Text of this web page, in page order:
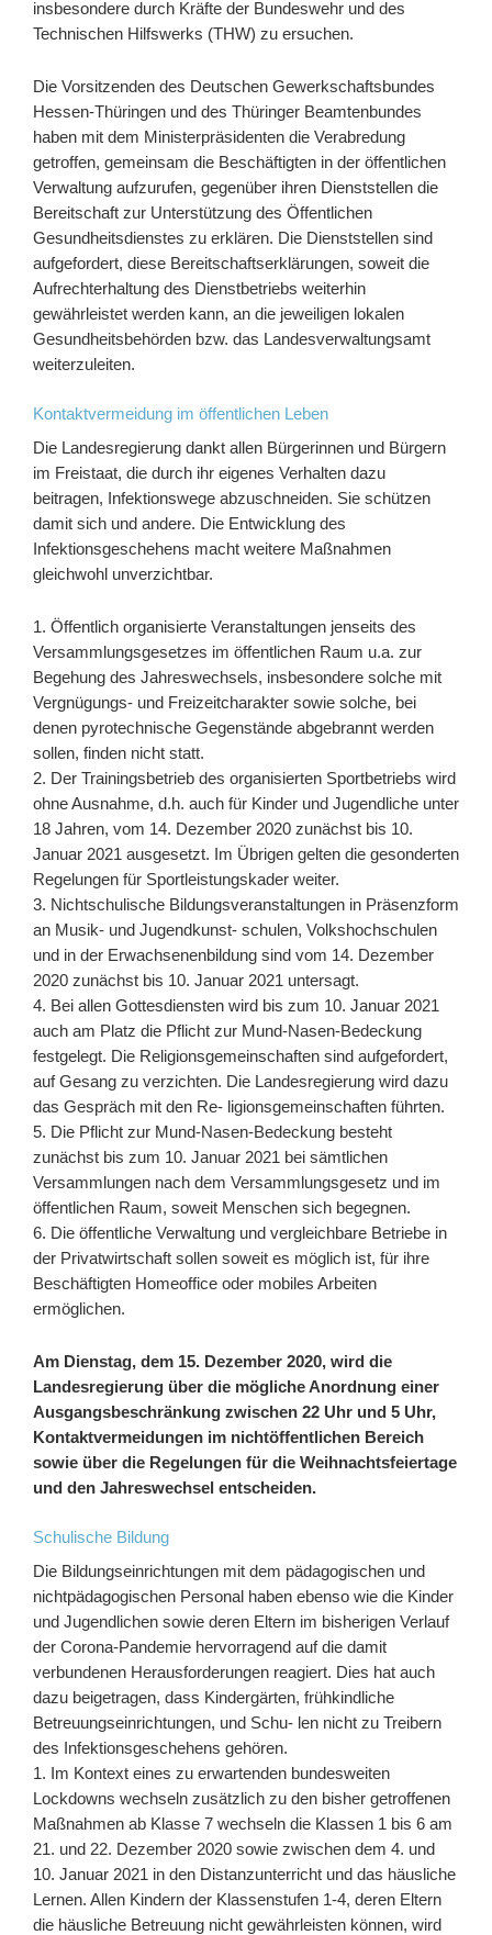
insbesondere durch Kräfte der Bundeswehr und des
Technischen Hilfswerks (THW) zu ersuchen.
Die Vorsitzenden des Deutschen Gewerkschaftsbundes
Hessen-Thüringen und des Thüringer Beamtenbundes
haben mit dem Ministerpräsidenten die Verabredung
getroffen, gemeinsam die Beschäftigten in der öffentlichen
Verwaltung aufzurufen, gegenüber ihren Dienststellen die
Bereitschaft zur Unterstützung des Öffentlichen
Gesundheitsdienstes zu erklären. Die Dienststellen sind
aufgefordert, diese Bereitschaftserklärungen, soweit die
Aufrechterhaltung des Dienstbetriebs weiterhin
gewährleistet werden kann, an die jeweiligen lokalen
Gesundheitsbehörden bzw. das Landesverwaltungsamt
weiterzuleiten.
Kontaktvermeidung im öffentlichen Leben
Die Landesregierung dankt allen Bürgerinnen und Bürgern
im Freistaat, die durch ihr eigenes Verhalten dazu
beitragen, Infektionswege abzuschneiden. Sie schützen
damit sich und andere. Die Entwicklung des
Infektionsgeschehens macht weitere Maßnahmen
gleichwohl unverzichtbar.
1. Öffentlich organisierte Veranstaltungen jenseits des
Versammlungsgesetzes im öffentlichen Raum u.a. zur
Begehung des Jahreswechsels, insbesondere solche mit
Vergnügungs- und Freizeitcharakter sowie solche, bei
denen pyrotechnische Gegenstände abgebrannt werden
sollen, finden nicht statt.
2. Der Trainingsbetrieb des organisierten Sportbetriebs wird
ohne Ausnahme, d.h. auch für Kinder und Jugendliche unter
18 Jahren, vom 14. Dezember 2020 zunächst bis 10.
Januar 2021 ausgesetzt. Im Übrigen gelten die gesonderten
Regelungen für Sportleistungskader weiter.
3. Nichtschulische Bildungsveranstaltungen in Präsenzform
an Musik- und Jugendkunst- schulen, Volkshochschulen
und in der Erwachsenenbildung sind vom 14. Dezember
2020 zunächst bis 10. Januar 2021 untersagt.
4. Bei allen Gottesdiensten wird bis zum 10. Januar 2021
auch am Platz die Pflicht zur Mund-Nasen-Bedeckung
festgelegt. Die Religionsgemeinschaften sind aufgefordert,
auf Gesang zu verzichten. Die Landesregierung wird dazu
das Gespräch mit den Re- ligionsgemeinschaften führten.
5. Die Pflicht zur Mund-Nasen-Bedeckung besteht
zunächst bis zum 10. Januar 2021 bei sämtlichen
Versammlungen nach dem Versammlungsgesetz und im
öffentlichen Raum, soweit Menschen sich begegnen.
6. Die öffentliche Verwaltung und vergleichbare Betriebe in
der Privatwirtschaft sollen soweit es möglich ist, für ihre
Beschäftigten Homeoffice oder mobiles Arbeiten
ermöglichen.
Am Dienstag, dem 15. Dezember 2020, wird die
Landesregierung über die mögliche Anordnung einer
Ausgangsbeschränkung zwischen 22 Uhr und 5 Uhr,
Kontaktvermeidungen im nichtöffentlichen Bereich
sowie über die Regelungen für die Weihnachtsfeiertage
und den Jahreswechsel entscheiden.
Schulische Bildung
Die Bildungseinrichtungen mit dem pädagogischen und
nichtpädagogischen Personal haben ebenso wie die Kinder
und Jugendlichen sowie deren Eltern im bisherigen Verlauf
der Corona-Pandemie hervorragend auf die damit
verbundenen Herausforderungen reagiert. Dies hat auch
dazu beigetragen, dass Kindergärten, frühkindliche
Betreuungseinrichtungen, und Schu- len nicht zu Treibern
des Infektionsgeschehens gehören.
1. Im Kontext eines zu erwartenden bundesweiten
Lockdowns wechseln zusätzlich zu den bisher getroffenen
Maßnahmen ab Klasse 7 wechseln die Klassen 1 bis 6 am
21. und 22. Dezember 2020 sowie zwischen dem 4. und
10. Januar 2021 in den Distanzunterricht und das häusliche
Lernen. Allen Kindern der Klassenstufen 1-4, deren Eltern
die häusliche Betreuung nicht gewährleisten können, wird